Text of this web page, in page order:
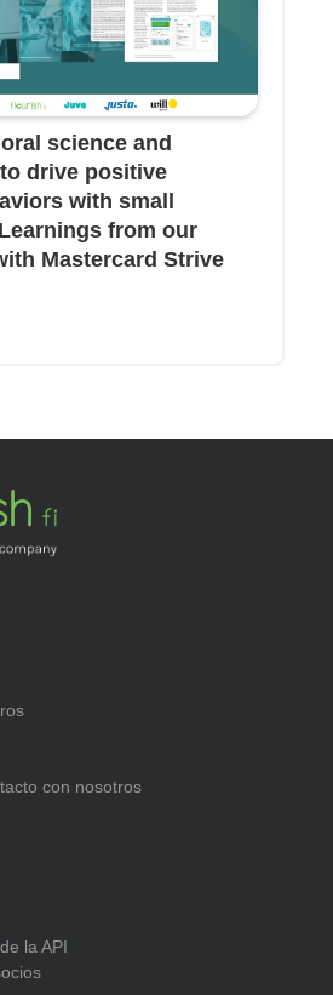
science and
drive positive
with small
from our
Mastercard Strive
con nosotros
la API